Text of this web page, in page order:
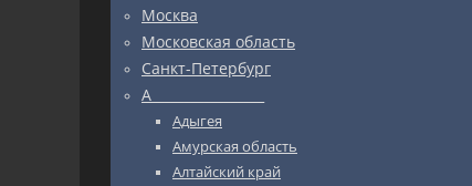
Москва
Московская область
Санкт-Петербург
А_________________
Адыгея
Амурская область
Алтайский край